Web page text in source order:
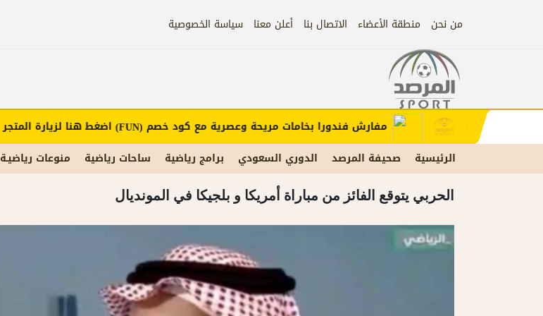
من نحن منطقة الأعضاء الاتصال بنا أعلن معنا سياسة الخصوصية
الرئيسية صحيفة المرصد الدوري السعودي برامج رياضية ساحات رياضية منوعات رياضيـة
مفارش فندورا بخامات مريحة وعصرية مع كود خصم (FUN)اضغط هنا لزيارة المتجر
الحربي يتوقع الفائز من مباراة أمريكا و بلجيكا في المونديال